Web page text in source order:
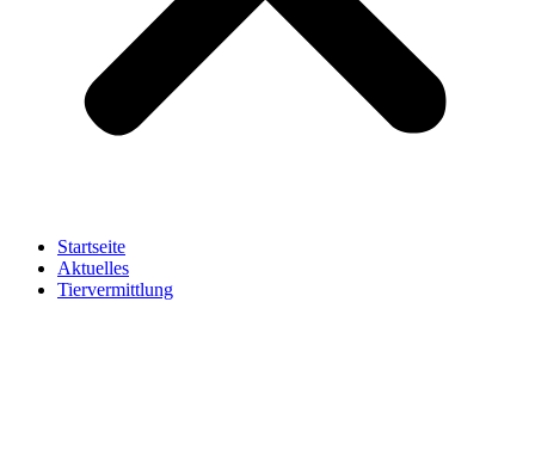
Startseite
Aktuelles
Tiervermittlung